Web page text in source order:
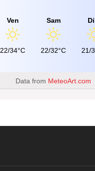
Ven
22/34°C
Sam
22/32°C 21/
Data from MeteoArt.com